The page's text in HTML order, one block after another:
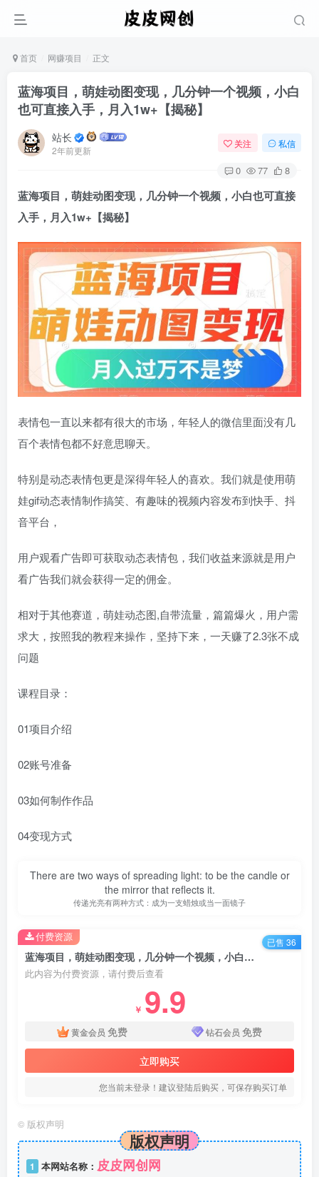
首页 网赚项目 正文
蓝海项目，萌娃动图变现，几分钟一个视频，小白
也可直接入手，月入1w+【揭秘】
站长
2年前更新
关注 私信
0 77 8
蓝海项目 ，萌娃动图变现，几分钟一个视频，小白也可直接
入手，月入1w+【揭秘】
表情包一直以来都有很大的市场，年轻人的微信里面没有几
百个表情包都不好意思聊天。
特别是动态表情包更是深得年轻人的喜欢。我们就是使用萌
娃gif动态表情制作搞笑、有趣味的视频内容发布到快手、抖
音平台，
用户观看广告即可获取动态表情包，我们收益来源就是用户
看广告我们就会获得一定的佣金。
相对于其他赛道，萌娃动态图,自带流量，篇篇爆火，用户需
求大，按照我的教程来操作，坚持下来，一天赚了2.3张不成
问题
课程目录：
01项目介绍
02账号准备
03如何制作作品
04变现方式
There are two ways of spreading light: to be the candle or
the mirror that reflects it.
传递光亮有两种方式：成为一支蜡烛或当一面镜子
蓝海项目，萌娃动图变现，几分钟一个视频，小白也可直接入手，月入1w+【揭秘】
此内容为付费资源，请付费后查看
￥ 9.9
黄金会员 免费 钻石会员 免费
立即购买
您当前未登录！建议登陆后购买，可保存购买订单
付费资源 已售 36
© 版权声明
版权声明
1 本网站名称： 皮皮网创网